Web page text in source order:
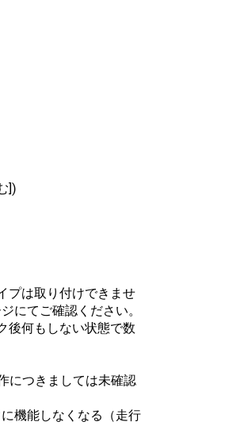
])
プは取り付けできませ
にてご確認ください。
何もしない状態で数
につきましては未確認
機能しなくなる（走行